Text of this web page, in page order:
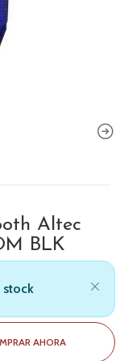
Altec
BLK
stock
AHORA